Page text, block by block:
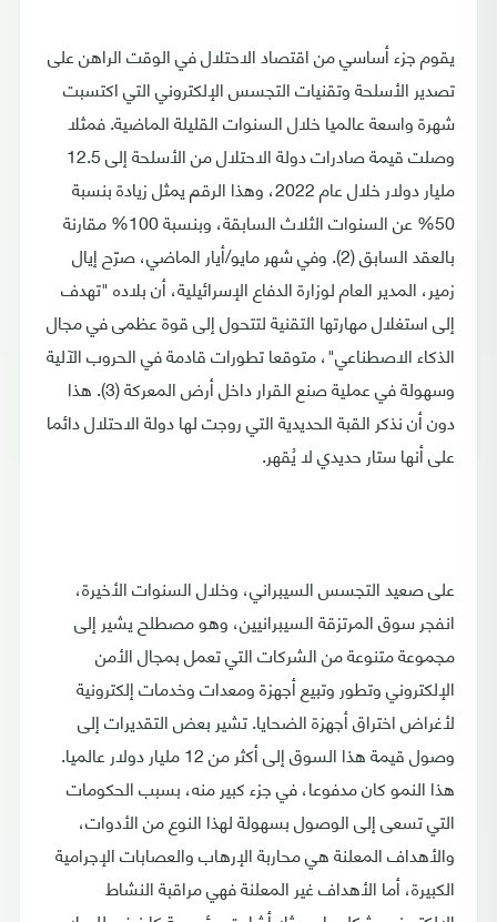
يقوم جزء أساسي من اقتصاد الاحتلال في الوقت الراهن على
تصدير الأسلحة وتقنيات التجسس الإلكتروني التي اكتسبت
شهرة واسعة عالميا خلال السنوات القليلة الماضية. فمثلا
وصلت قيمة صادرات دولة الاحتلال من الأسلحة إلى 12.5
مليار دولار خلال عام 2022، وهذا الرقم يمثل زيادة بنسبة
50% عن السنوات الثلاث السابقة، وبنسبة 100% مقارنة
بالعقد السابق (2). وفي شهر مايو/أيار الماضي، صرّح إيال
زمير، المدير العام لوزارة الدفاع الإسرائيلية، أن بلاده "تهدف
إلى استغلال مهارتها التقنية لتتحول إلى قوة عظمى في مجال
الذكاء الاصطناعي"، متوقعا تطورات قادمة في الحروب الآلية
وسهولة في عملية صنع القرار داخل أرض المعركة (3). هذا
دون أن نذكر القبة الحديدية التي روجت لها دولة الاحتلال دائما
على أنها ستار حديدي لا يُقهر.
على صعيد التجسس السيبراني، وخلال السنوات الأخيرة،
انفجر سوق المرتزقة السيبرانيين، وهو مصطلح يشير إلى
مجموعة متنوعة من الشركات التي تعمل بمجال الأمن
الإلكتروني وتطور وتبيع أجهزة ومعدات وخدمات إلكترونية
لأغراض اختراق أجهزة الضحايا. تشير بعض التقديرات إلى
وصول قيمة هذا السوق إلى أكثر من 12 مليار دولار عالميا.
هذا النمو كان مدفوعا، في جزء كبير منه، بسبب الحكومات
التي تسعى إلى الوصول بسهولة لهذا النوع من الأدوات،
والأهداف المعلنة هي محاربة الإرهاب والعصابات الإجرامية
الكبيرة، أما الأهداف غير المعلنة فهي مراقبة النشاط